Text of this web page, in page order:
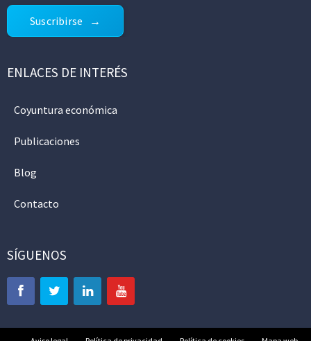
Suscribirse
ENLACES DE INTERÉS
Coyuntura económica
Publicaciones
Blog
Contacto
SÍGUENOS